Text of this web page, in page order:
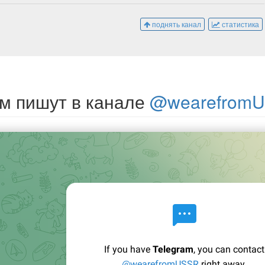
статистика
поднять канал
пишут в канале